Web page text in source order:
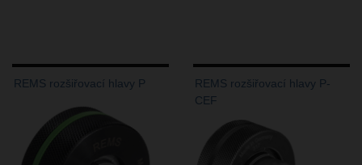
REMS rozšiřovací hlavy P
REMS rozšiřovací hlavy P-
CEF